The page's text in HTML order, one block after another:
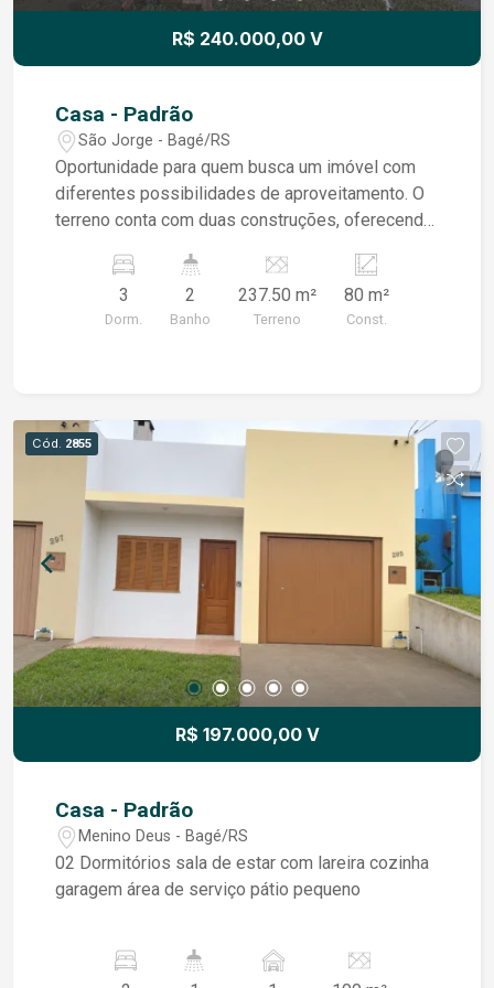
R$ 240.000,00 V
Casa - Padrão
São Jorge - Bagé/RS
Oportunidade para quem busca um imóvel com
diferentes possibilidades de aproveitamento. O
terreno conta com duas construções, oferecendo
diferentes necessidades, seja para moradia,
apoio familiar ou investimento Imóvel com bom
potencial de utilização, localizado em região de
3
Dorm.
2
Banho
237.50 m²
Terreno
80 m²
Const.
Cód. 2855
R$ 197.000,00 V
Casa - Padrão
Menino Deus - Bagé/RS
02 Dormitórios sala de estar com lareira cozinha
garagem área de serviço pátio pequeno